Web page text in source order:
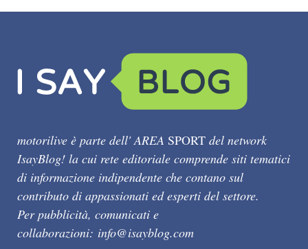
motorilive è parte dell' AREA SPORT del network
IsayBlog! la cui rete editoriale comprende siti tematici
di informazione indipendente che contano sul
contributo di appassionati ed esperti del settore.
Per pubblicità, comunicati e
collaborazioni: info@isayblog.com